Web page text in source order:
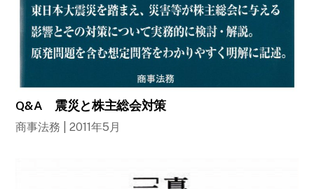
Q&A 震災と株主総会対策
商事法務 | 2011年5月